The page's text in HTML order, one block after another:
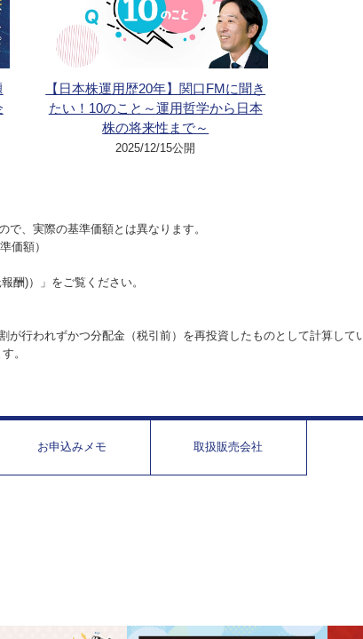
【日本株運用歴20年】関口FMに聞き
たい！10のこと～運用哲学から日本
株の将来性まで～
2025/12/15公開
、実際の基準価額とは異なります。
価額）
酬)）」をご覧ください。
行われずかつ分配金（税引前）を再投資したものとして計算して
。
お申込みメモ 取扱販売会社